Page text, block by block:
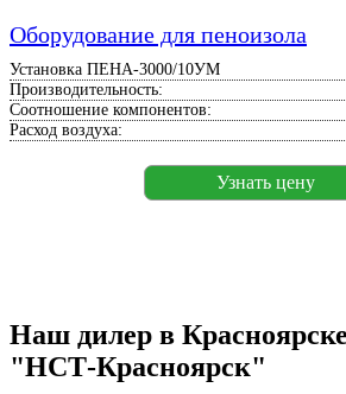
Оборудование для пеноизола
Установка ПЕНА-3000/10УМ
Производительность:
Соотношение компонентов:
Расход воздуха:
Узнать цену
Наш дилер в
"НСТ-Красноярск"